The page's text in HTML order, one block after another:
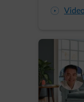
arrow-play-fwd